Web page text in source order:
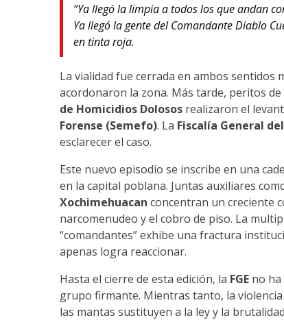
“Ya llegó la limpia a todos los que andan
Ya llegó la gente del Comandante Diablo
en tinta roja.
La vialidad fue cerrada en ambos sentidos
acordonaron la zona. Más tarde, peritos de
de Homicidios Dolosos realizaron el
Forense (Semefo). La Fiscalía General
esclarecer el caso.
Este nuevo episodio se inscribe en una
en la capital poblana. Juntas auxiliares
Xochimehuacan concentran un creciente
narcomenudeo y el cobro de piso. La
“comandantes” exhibe una fractura
apenas logra reaccionar.
Hasta el cierre de esta edición, la FGE no
grupo firmante. Mientras tanto, la
las mantas sustituyen a la ley y la